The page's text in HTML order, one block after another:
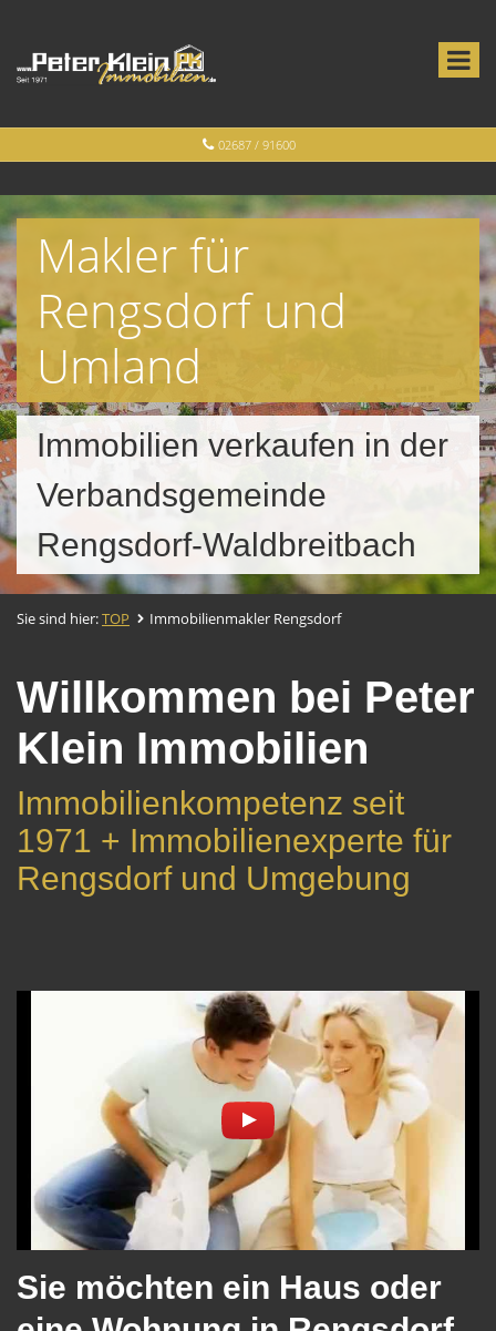
02687 / 91600
Makler für
Rengsdorf und
Umland
Immobilien verkaufen in der
Verbandsgemeinde
Rengsdorf-Waldbreitbach
Sie sind hier:TOP Immobilienmakler Rengsdorf
Willkommen bei Peter
Klein Immobilien
Immobilienkompetenz seit
1971 + Immobilienexperte für
Rengsdorf und Umgebung
Sie möchten ein Haus oder